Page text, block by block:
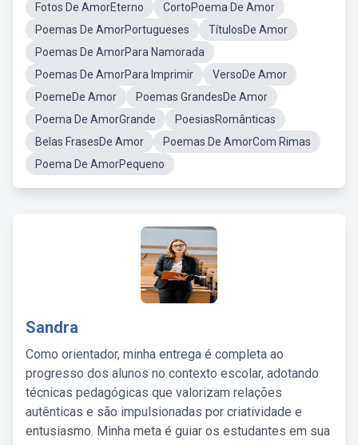
Fotos De AmorEterno
CortoPoema De Amor
Poemas De AmorPortugueses
TítulosDe Amor
Poemas De AmorPara Namorada
Poemas De AmorPara Imprimir
VersoDe Amor
PoemeDe Amor
Poemas GrandesDe Amor
Poema De AmorGrande
PoesiasRomânticas
Belas FrasesDe Amor
Poemas De AmorCom Rimas
Poema De AmorPequeno
Sandra
Como orientador, minha entrega é completa ao
progresso dos alunos no contexto escolar, adotando
técnicas pedagógicas que valorizam relações
autênticas e são impulsionadas por criatividade e
entusiasmo. Minha meta é guiar os estudantes em sua